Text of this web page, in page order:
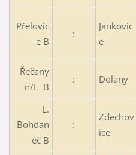
Přelovic
e B
:
Jankovic
e
Řečany
n/L B
: Dolany
L.
Bohdan
eč B
:
Zdechov
ice